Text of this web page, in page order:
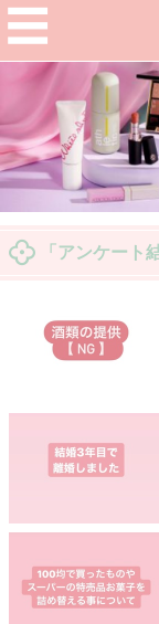
「アンケート